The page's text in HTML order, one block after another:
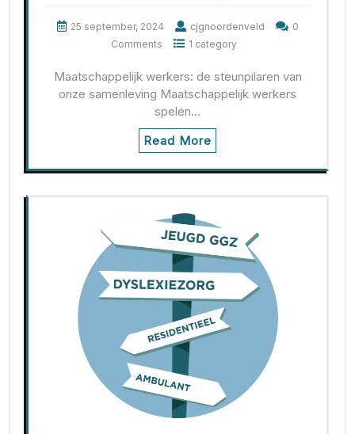
25 september, 2024 cjgnoordenveld
0
Comments
1 category
Maatschappelijk werkers: de steunpilaren van
onze samenleving Maatschappelijk werkers
spelen…
Read More